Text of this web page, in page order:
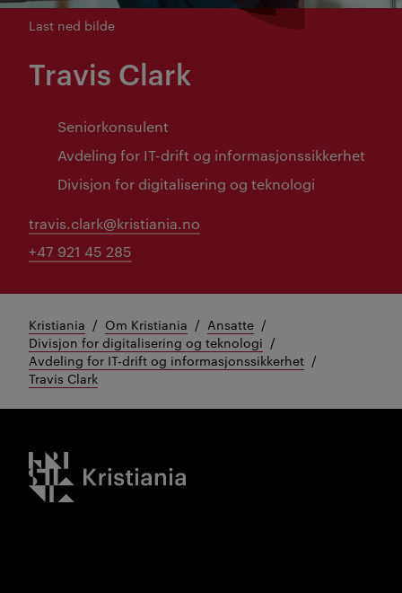
Last ned bilde
Travis Clark
Seniorkonsulent
Avdeling for IT-drift og informasjonssikkerhet
Divisjon for digitalisering og teknologi
travis.clark@kristiania.no
+47 921 45 285
Kristiania Om Kristiania
Ansatte
Divisjon for digitalisering og teknologi
Avdeling for IT-drift og informasjonssikkerhet
Travis Clark
Kristiania logo